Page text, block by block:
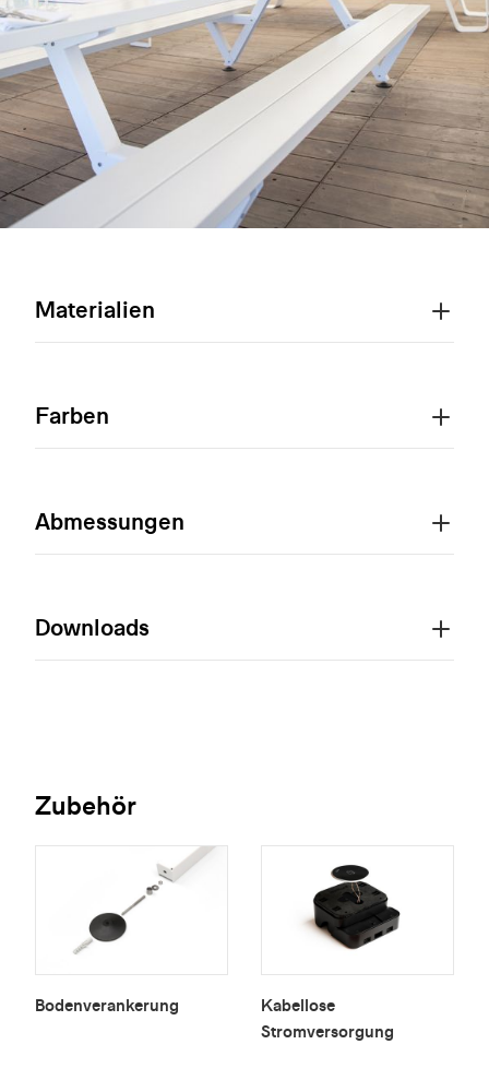
Materialien
Farben
Abmessungen
Downloads
Zubehör
Bodenverankerung
Kabellose
Stromversorgung